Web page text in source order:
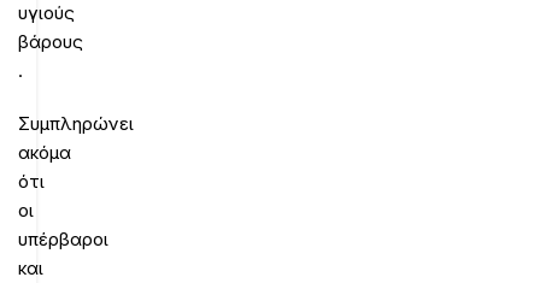
υγιούς
βάρους
.
Συμπληρώνει
ακόμα
ότι
οι
υπέρβαροι
και